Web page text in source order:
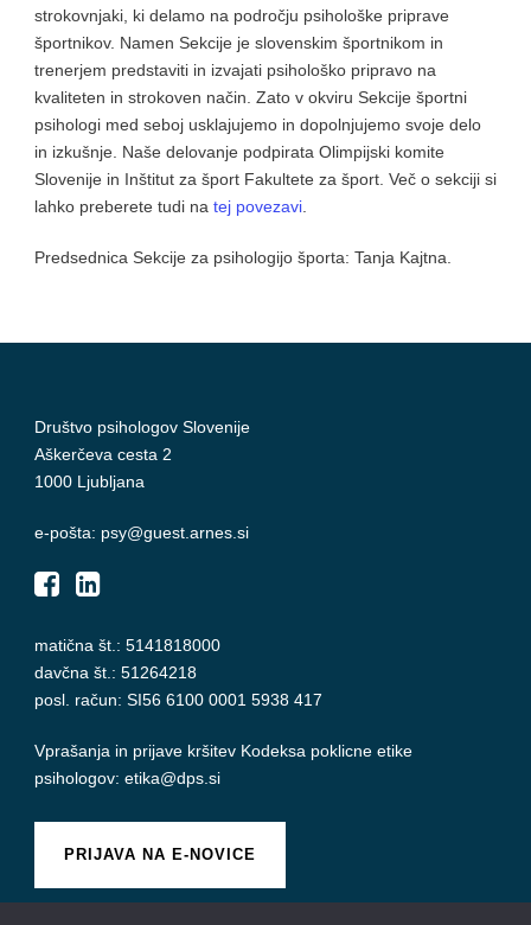
strokovnjaki, ki delamo na področju psihološke priprave
športnikov. Namen Sekcije je slovenskim športnikom in
trenerjem predstaviti in izvajati psihološko pripravo na
kvaliteten in strokoven način. Zato v okviru Sekcije športni
psihologi med seboj usklajujemo in dopolnjujemo svoje delo
in izkušnje. Naše delovanje podpirata Olimpijski komite
Slovenije in Inštitut za šport Fakultete za šport. Več o sekciji si
lahko preberete tudi na tej povezavi
Predsednica Sekcije za psihologijo športa: Tanja Kajtna.
Društvo psihologov Slovenije
Aškerčeva cesta 2
1000 Ljubljana
e-pošta: psy@guest.arnes.si
matična št.: 5141818000
davčna št.: 51264218
posl. račun: SI56 6100 0001 5938 417
Vprašanja in prijave kršitev Kodeksa poklicne etike
psihologov: etika@dps.si
PRIJAVA NA E-NOVICE